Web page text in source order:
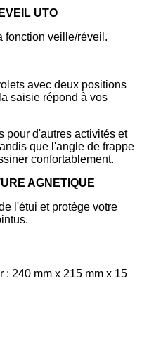
UTO
fonction veille/réveil.
avec deux positions
saisie répond à vos
pour d'autres activités et
que l'angle de frappe
confortablement.
AGNETIQUE
l'étui et protège votre
: 240 mm x 215 mm x 15